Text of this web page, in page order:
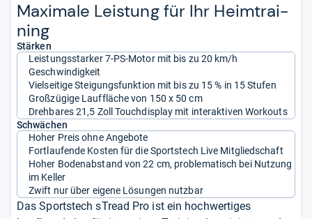
Maxi­male Leis­tung für Ihr Heim­trai­
ning
Stärken
Leistungsstarker 7-PS-Motor mit bis zu 20 km/h
Geschwindigkeit
Vielseitige Steigungsfunktion mit bis zu 15 % in 15 Stufen
Großzügige Lauffläche von 150 x 50 cm
Drehbares 21,5 Zoll Touchdisplay mit interaktiven Workouts
Schwächen
Hoher Preis ohne Angebote
Fortlaufende Kosten für die Sportstech Live Mitgliedschaft
Hoher Bodenabstand von 22 cm, problematisch bei Nutzung
im Keller
Zwift nur über eigene Lösungen nutzbar
Das Sportstech sTread Pro ist ein hochwertiges